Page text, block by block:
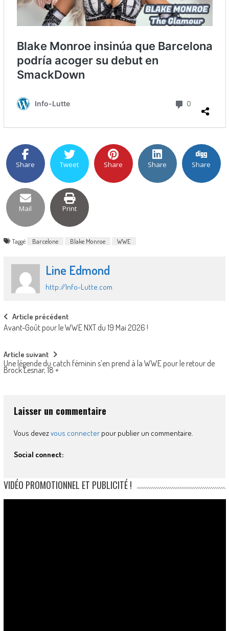
Share Tweet Share Share Share
Mail Print
Taggé Barcelone Blake Monroe WWE
Line Edmond
http://Info-Lutte.com
Post
navigation
Article précédent
Avant-Goût pour le WWE NXT du 19 Mai 2026 !
Article suivant
Une légende du catch féminin s’en prend à la WWE pour le retour de
Brock Lesnar, 18 +
Laisser un commentaire
Vous devezvous connecterpour publier un commentaire.
Social connect:
VIDÉO PROMOTIONNEL ET PUBLICITÉ !